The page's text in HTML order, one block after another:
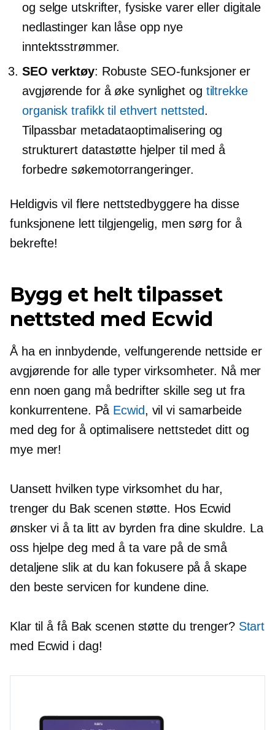
og selge utskrifter, fysiske varer eller digitale
nedlastinger kan låse opp nye
inntektsstrømmer.
SEO verktøy: Robuste SEO-funksjoner er
avgjørende for å øke synlighet og tiltrekke
organisk trafikk til ethvert nettsted.
Tilpassbar metadataoptimalisering og
strukturert datastøtte hjelper til med å
forbedre søkemotorrangeringer.
Heldigvis vil flere nettstedbyggere ha disse
funksjonene lett tilgjengelig, men sørg for å
bekrefte!
Bygg et helt tilpasset
nettsted med Ecwid
Å ha en innbydende, velfungerende nettside er
avgjørende for alle typer virksomheter. Nå mer
enn noen gang må bedrifter skille seg ut fra
konkurrentene. På Ecwid, vil vi samarbeide
med deg for å optimalisere nettstedet ditt og
mye mer!
Uansett hvilken type virksomhet du har,
trenger du Bak scenen støtte. Hos Ecwid
ønsker vi å ta litt av byrden fra dine skuldre. La
oss hjelpe deg med å ta vare på de små
detaljene slik at du kan fokusere på å skape
den beste servicen for kundene dine.
Klar til å få Bak scenen støtte du trenger? Start
med Ecwid i dag!